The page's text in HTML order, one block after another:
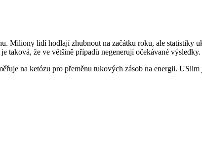
Miliony lidí hodlají zhubnout na začátku roku, ale statistiky
taková, že ve většině případů negenerují očekávané výsledky.
na ketózu pro přeměnu tukových zásob na energii.